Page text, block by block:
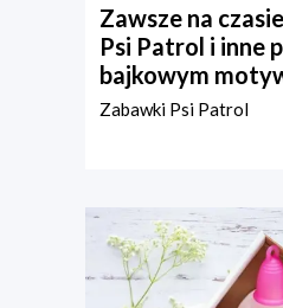
Zawsze na
Psi Patrol i inne
bajkowym
Zabawki Psi Patrol